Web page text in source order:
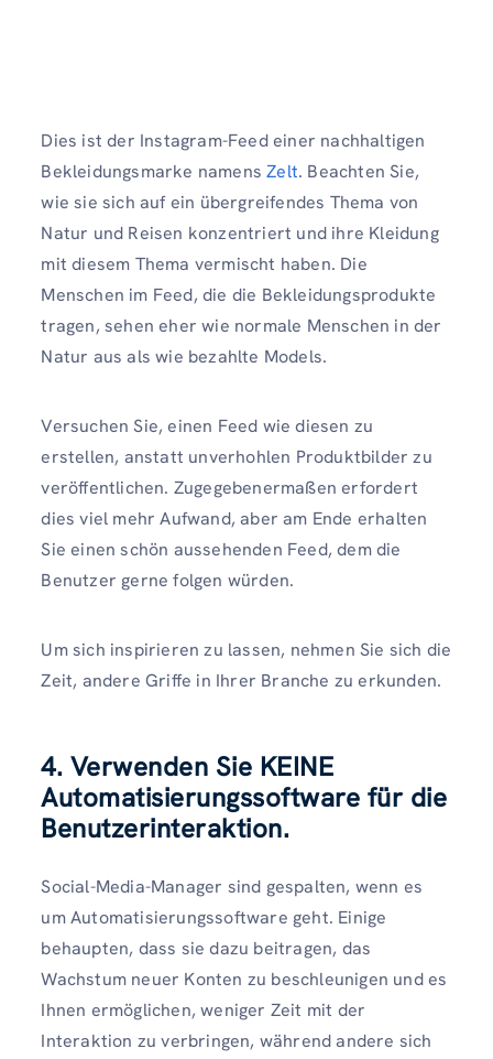
Dies ist der Instagram-Feed einer nachhaltigen
Bekleidungsmarke namensZelt. Beachten Sie,
wie sie sich auf ein übergreifendes Thema von
Natur und Reisen konzentriert und ihre Kleidung
mit diesem Thema vermischt haben. Die
Menschen im Feed, die die Bekleidungsprodukte
tragen, sehen eher wie normale Menschen in der
Natur aus als wie bezahlte Models.
Versuchen Sie, einen Feed wie diesen zu
erstellen, anstatt unverhohlen Produktbilder zu
veröffentlichen. Zugegebenermaßen erfordert
dies viel mehr Aufwand, aber am Ende erhalten
Sie einen schön aussehenden Feed, dem die
Benutzer gerne folgen würden.
Um sich inspirieren zu lassen, nehmen Sie sich die
Zeit, andere Griffe in Ihrer Branche zu erkunden.
4. Verwenden Sie KEINE
Automatisierungssoftware für die
Benutzerinteraktion.
Social-Media-Manager sind gespalten, wenn es
um Automatisierungssoftware geht. Einige
behaupten, dass sie dazu beitragen, das
Wachstum neuer Konten zu beschleunigen und es
Ihnen ermöglichen, weniger Zeit mit der
Interaktion zu verbringen, während andere sich